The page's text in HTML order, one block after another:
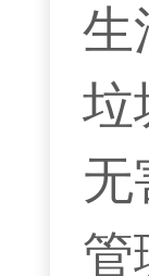
生
垃
无
管